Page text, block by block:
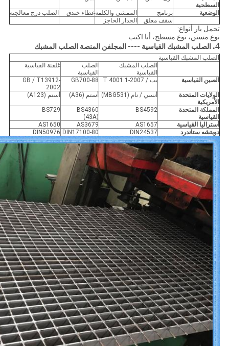
السطحية
الوضعية برنامج الممشى والكلمةغطاء خندق
الصلب درج معالجته
سقف معلق
الجدار الحاجز
تحمل بار أنواع:
نوع مسنن، نوع مسطح، أنا اكتب
4. الصلب المشبك القياسية ---- المجلفن المنصة الصلب المشبك
الصلب المشبك القياسية
الصلب المشبك
القياسية
الصلب
القياسية
غلفنة القياسية
الصين القياسية يب / T 4001.1-2007 GB700-88
GB / T13912-
2002
الولايات المتحدة
الأمريكية
أنسي / نام (MBG531) أستم (A36) أستم (A123)
المملكة المتحدة
القياسية
BS4592
BS4360
(43A)
BS729
أستراليا القياسية AS1657
AS3679
AS1650
دويتشه ستاندرد
DIN24537
DIN17100-80
DIN50976